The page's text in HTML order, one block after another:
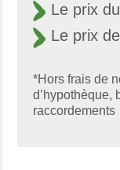
Le prix
Le prix
*Hors frais de
d’hypothèque,
raccordements